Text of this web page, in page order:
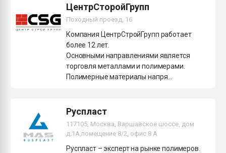
ЦентрСторойГрупп
Походный проезд, 16
Компания ЦентрСтройГрупп работает
более 12 лет.
Основными направлениями является
торговля металлами и полимерами.
Полимерные материалы напря...
Руспласт
117105, Москва, Варшавское шоссе, дом
д.1А,помещение 8/2, офис 8 А
Руспласт – эксперт на рынке полимеров.